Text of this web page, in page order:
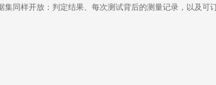
集同样开放：判定结果、每次测试背后的测量记录，以及可